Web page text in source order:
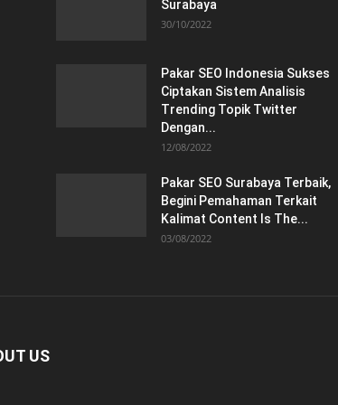
Surabaya
30/10/2022
Pakar SEO Indonesia Sukses
Ciptakan Sistem Analisis
Trending Topik Twitter
Dengan...
12/08/2022
Pakar SEO Surabaya Terbaik,
Begini Pemahaman Terkait
Kalimat Content Is The...
03/08/2022
US